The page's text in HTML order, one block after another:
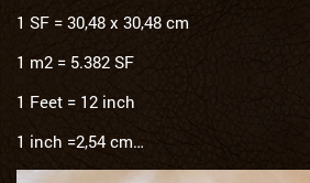
1 SF = 30,48 x 30,48 cm
1 m2 = 5.382 SF
1 Feet = 12 inch
1 inch =2,54 cm…